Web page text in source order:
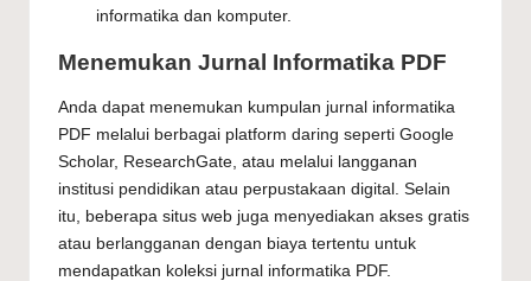
informatika dan komputer.
Menemukan Jurnal Informatika PDF
Anda dapat menemukan kumpulan jurnal informatika
PDF melalui berbagai platform daring seperti Google
Scholar, ResearchGate, atau melalui langganan
institusi pendidikan atau perpustakaan digital. Selain
itu, beberapa situs web juga menyediakan akses gratis
atau berlangganan dengan biaya tertentu untuk
mendapatkan koleksi jurnal informatika PDF.